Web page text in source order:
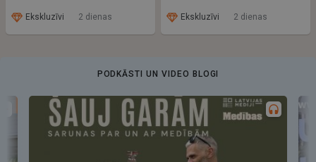
Ekskluzīvi 2 dienas Ekskluzīvi 2 dienas
PODKĀSTI UN VIDEO BLOGI